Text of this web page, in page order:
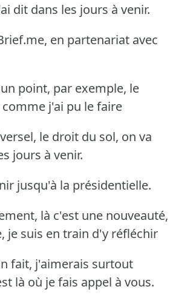
dit dans les jours à venir.
en partenariat avec
point, par exemple, le
j'ai pu le faire
le droit du sol, on va
jours à venir.
jusqu'à la présidentielle.
là c'est une nouveauté,
je suis en train d'y réfléchir
fait, j'aimerais surtout
là où je fais appel à vous.